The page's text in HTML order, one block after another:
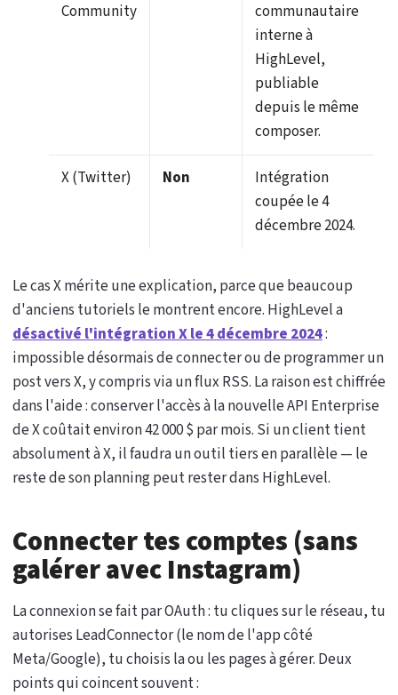
Community
communautaire
interne à
HighLevel,
publiable
depuis le même
composer.
X (Twitter) Non
Intégration
coupée le 4
décembre 2024.
Le cas X mérite une explication, parce que beaucoup
d'anciens tutoriels le montrent encore. HighLevel a
désactivé l'intégration X le 4 décembre 2024:
impossible désormais de connecter ou de programmer un
post vers X, y compris via un flux RSS. La raison est chiffrée
dans l'aide : conserver l'accès à la nouvelle API Enterprise
de X coûtait environ 42 000 $ par mois. Si un client tient
absolument à X, il faudra un outil tiers en parallèle — le
reste de son planning peut rester dans HighLevel.
Connecter tes comptes (sans
galérer avec Instagram)
La connexion se fait par OAuth : tu cliques sur le réseau, tu
autorises LeadConnector (le nom de l'app côté
Meta/Google), tu choisis la ou les pages à gérer. Deux
points qui coincent souvent :